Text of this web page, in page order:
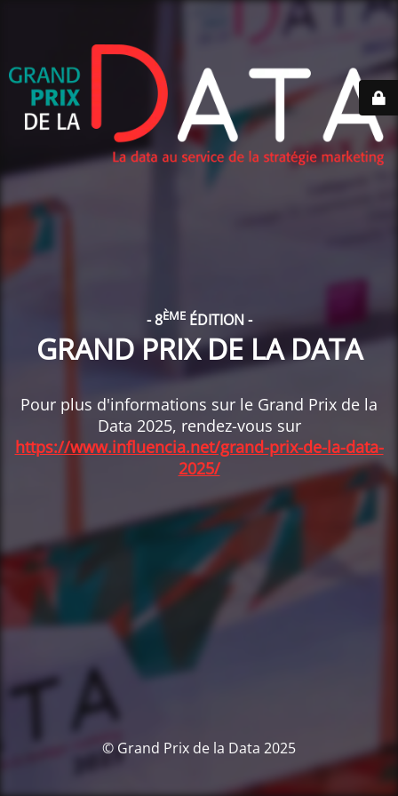
- 8ÈMEÉDITION -
GRAND PRIX DE LA DATA
Pour plus d'informations sur le Grand Prix de la
Data 2025, rendez-vous sur
https://www.influencia.net/grand-prix-de-la-data-
2025/
© Grand Prix de la Data 2025